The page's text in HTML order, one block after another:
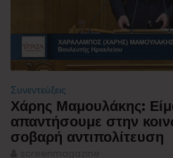
Συνεντεύξεις
Χάρης Μαμουλάκης:
απαντήσουμε στην
σοβαρή αντιπολίτευση